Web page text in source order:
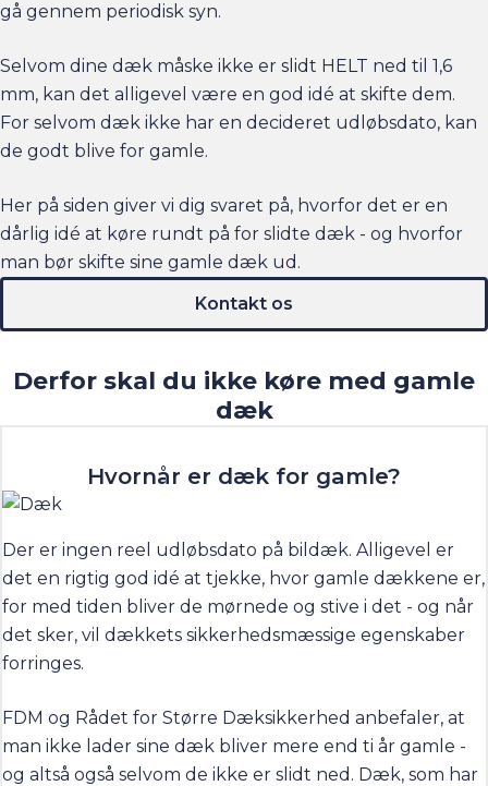
gå gennem periodisk syn.
Selvom dine dæk måske ikke er slidt HELT ned til 1,6
mm, kan det alligevel være en god idé at skifte dem.
For selvom dæk ikke har en decideret udløbsdato, kan
de godt blive for gamle.
Her på siden giver vi dig svaret på, hvorfor det er en
dårlig idé at køre rundt på for slidte dæk - og hvorfor
man bør skifte sine gamle dæk ud.
Kontakt os
Derfor skal du ikke køre med gamle
dæk
Hvornår er dæk for gamle?
Der er ingen reel udløbsdato på bildæk. Alligevel er
det en rigtig god idé at tjekke, hvor gamle dækkene er,
for med tiden bliver de mørnede og stive i det - og når
det sker, vil dækkets sikkerhedsmæssige egenskaber
forringes.
FDM og Rådet for Større Dæksikkerhed anbefaler, at
man ikke lader sine dæk bliver mere end ti år gamle -
og altså også selvom de ikke er slidt ned. Dæk, som har